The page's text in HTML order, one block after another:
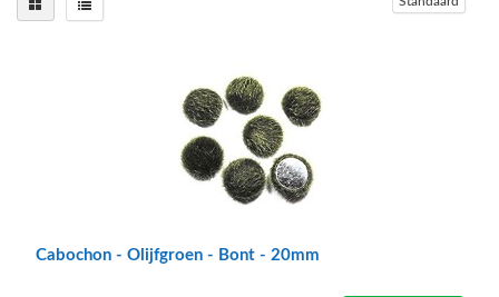
Cabochon - Olijfgroen - Bont - 20mm